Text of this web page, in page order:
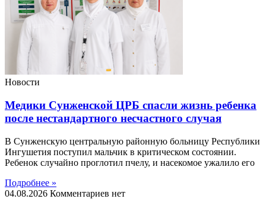
Новости
Медики Сунженской ЦРБ спасли жизнь ребенка
после нестандартного несчастного случая
В Сунженскую центральную районную больницу Республики
Ингушетия поступил мальчик в критическом состоянии.
Ребенок случайно проглотил пчелу, и насекомое ужалило его
Подробнее »
04.08.2026 Комментариев нет